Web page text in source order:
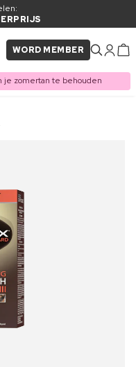
WORD MEMBER
je zomertan te behouden
AAN